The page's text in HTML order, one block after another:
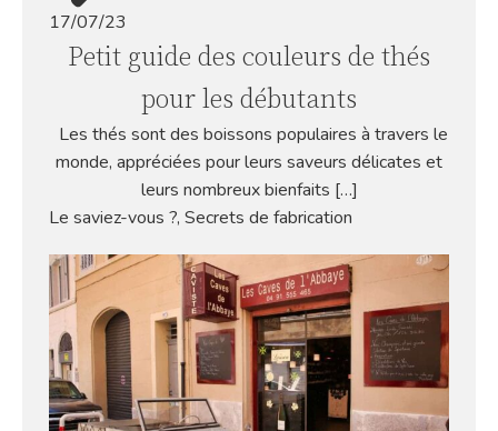
17/07/23
Petit guide des couleurs de thés
pour les débutants
Les thés sont des boissons populaires à travers le
monde, appréciées pour leurs saveurs délicates et
leurs nombreux bienfaits […]
Le saviez-vous ?, Secrets de fabrication